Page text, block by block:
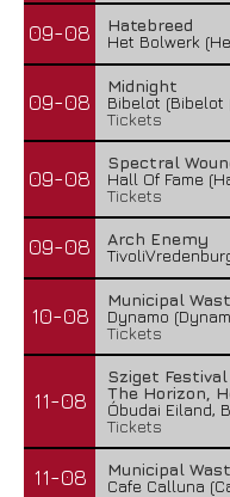
09-08
Hatebreed
Het Bolwerk
09-08
Midnight
Bibelot (Bibelot
Tickets
09-08
Spectral
Hall Of Fame
Tickets
09-08
Arch Enemy
10-08
Municipal
Dynamo
Tickets
11-08
Sziget
The Horizon,
Óbudai Eiland,
Tickets
11-08
Municipal
Cafe Calluna